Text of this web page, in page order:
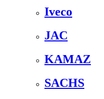
Iveco
JAC
KAMAZ
SACHS